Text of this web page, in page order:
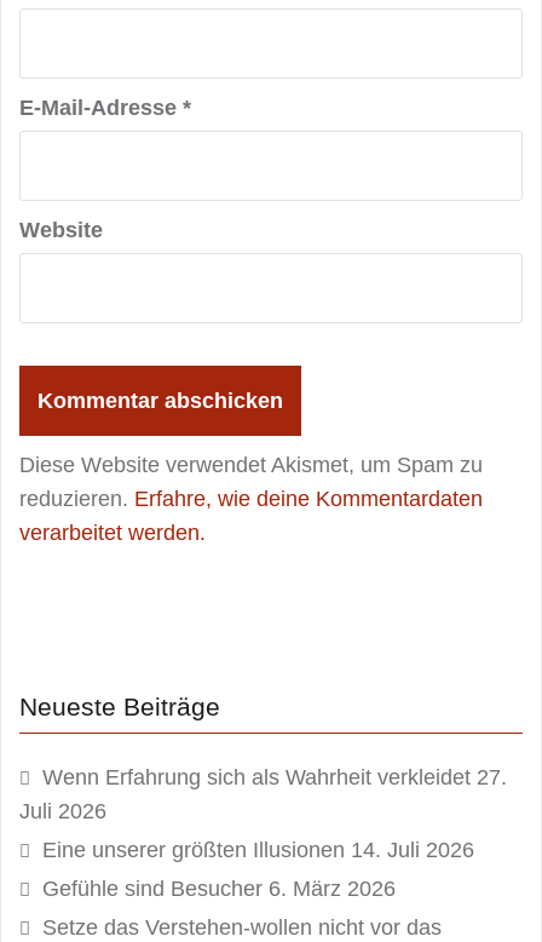
E-Mail-Adresse *
Website
Diese Website verwendet Akismet, um Spam zu
reduzieren. Erfahre, wie deine Kommentardaten
verarbeitet werden.
Neueste Beiträge
Wenn Erfahrung sich als Wahrheit verkleidet 27.
Juli 2026
Eine unserer größten Illusionen 14. Juli 2026
Gefühle sind Besucher 6. März 2026
Setze das Verstehen-wollen nicht vor das